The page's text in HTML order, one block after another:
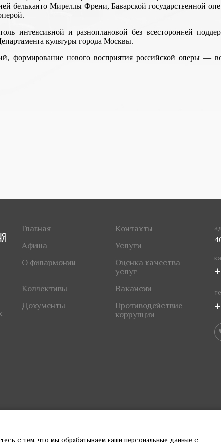
бельканто Миреллы Френи, Баварской государственной
интенсивной и разноплановой без всесторонней
культуры города Москвы.
формирование нового восприятия российской оперы —
с тем, что мы обрабатываем ваши персональные данные с
Главная
Контакты
Афиша
Услуги
О филармонии
Оценка качества
услуг
Коллективы
Вакансии
Документы
Противодействие
коррупции